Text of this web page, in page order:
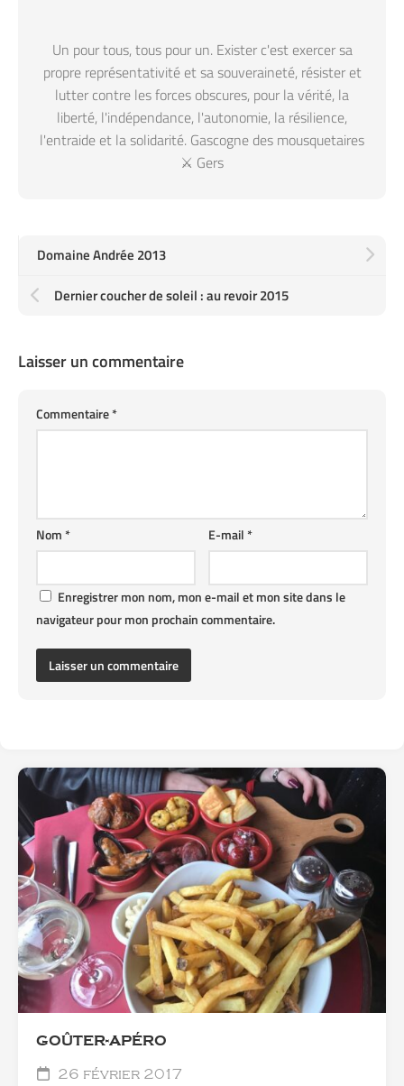
Un pour tous, tous pour un. Exister c'est exercer sa
propre représentativité et sa souveraineté, résister et
lutter contre les forces obscures, pour la vérité, la
liberté, l'indépendance, l'autonomie, la résilience,
l'entraide et la solidarité. Gascogne des mousquetaires
⚔️ Gers
Domaine Andrée 2013
Dernier coucher de soleil : au revoir 2015
Laisser un commentaire
Commentaire*
E-mail*
Nom*
Enregistrer mon nom, mon e-mail et mon site dans le
navigateur pour mon prochain commentaire.
GOÛTER-APÉRO
26 février 2017